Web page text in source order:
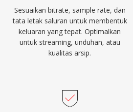
Sesuaikan bitrate, sample rate, dan
tata letak saluran untuk membentuk
keluaran yang tepat. Optimalkan
untuk streaming, unduhan, atau
kualitas arsip.